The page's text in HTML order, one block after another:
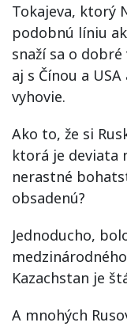
Tokajeva, ktorý
podobnú líniu
snaží sa o
aj s Čínou a
vyhovie.
Ako to, že si
ktorá je deviata
nerastné
obsadenú?
Jednoducho,
Kazachstan je
A mnohých